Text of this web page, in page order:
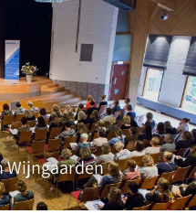
Wijngaarden